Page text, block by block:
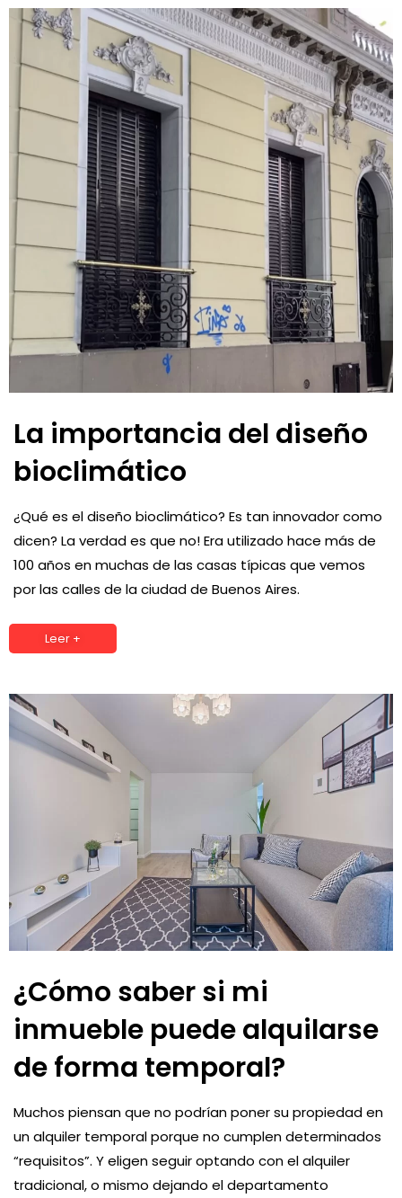
La importancia del diseño
bioclimático
¿Qué es el diseño bioclimático? Es tan innovador como
dicen? La verdad es que no! Era utilizado hace más de
100 años en muchas de las casas típicas que vemos
por las calles de la ciudad de Buenos Aires.
Leer +
¿Cómo saber si mi
inmueble puede alquilarse
de forma temporal?
Muchos piensan que no podrían poner su propiedad en
un alquiler temporal porque no cumplen determinados
“requisitos”. Y eligen seguir optando con el alquiler
tradicional, o mismo dejando el departamento